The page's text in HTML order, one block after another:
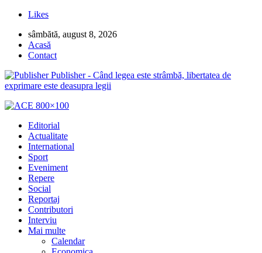
Likes
sâmbătă, august 8, 2026
Acasă
Contact
Publisher - Când legea este strâmbă, libertatea de
exprimare este deasupra legii
Editorial
Actualitate
International
Sport
Eveniment
Repere
Social
Reportaj
Contributori
Interviu
Mai multe
Calendar